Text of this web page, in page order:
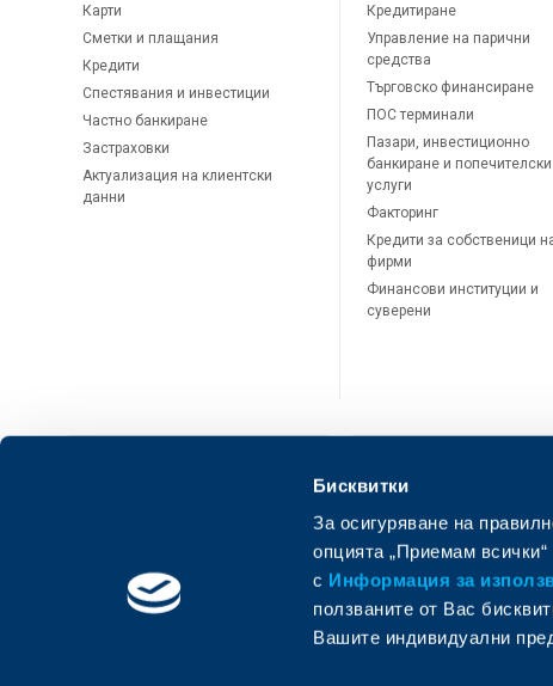
Бисквитки
За осигуряване на
опцията „Приемам
с Информация за
ползваните от Вас
Вашите индивидуални
Карти
Сметки и плащания
Кредити
Спестявания и инвестиции
Частно банкиране
Застраховки
Актуализация на клиентски
данни
Кредитиране
Управление на парични
средства
Търговско финансиране
ПОС терминали
Пазари, инвестиционно
банкиране и попечителски
услуги
Факторинг
Кредити за собственици
фирми
Финансови институции и
суверени
ОББ Мобайл